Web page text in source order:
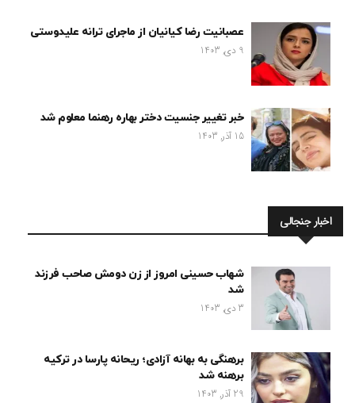
عصبانیت رضا کیانیان از ماجرای ترانه علیدوستی
9 دی, 1403
خبر تغییر جنسیت دختر بهاره رهنما معلوم شد
15 آذر, 1403
اخبار جنجالی
شهاب حسینی امروز از زن دومش صاحب فرزند
شد
3 دی, 1403
برهنگی به بهانه آزادی؛ ریحانه پارسا در ترکیه
برهنه شد
29 آذر, 1403